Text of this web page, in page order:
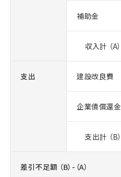
補助金
収入計 （A）
支出 建設改良費
企業債償還金
支出計 （B）
差引不足額 （B）-（A）